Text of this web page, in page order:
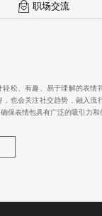
职场交流
松、有趣、易于理解的表情
也会关注社交趋势，融入流
保表情包具有广泛的吸引力和